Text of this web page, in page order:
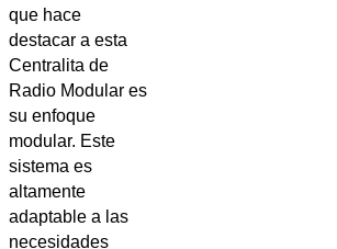
que hace
destacar a esta
Centralita de
Radio Modular es
su enfoque
modular. Este
sistema es
altamente
adaptable a las
necesidades